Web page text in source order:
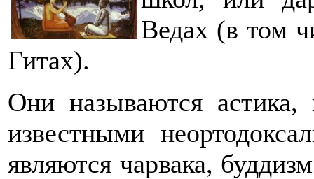
Ведах (в том
Гитах).
Они называются астика,
известными
являются чарвака,